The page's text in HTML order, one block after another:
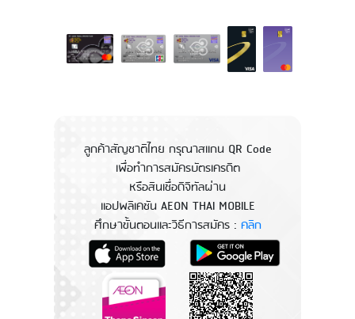
ลูกค้าสัญชาติไทย กรุณาสแกน QR Code
เพื่อทำการสมัครบัตรเครดิต
หรือสินเชื่อดิจิทัลผ่าน
แอปพลิเคชัน AEON THAI MOBILE
ศึกษาขั้นตอนและวิธีการสมัคร : คลิก